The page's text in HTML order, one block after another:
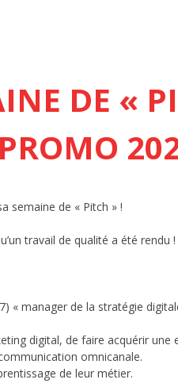
DE «
semaine de « Pitch » !
travail de qualité a été rendu !
« manager de la stratégie
digital, de faire acquérir une
omnicanale.
de leur métier.